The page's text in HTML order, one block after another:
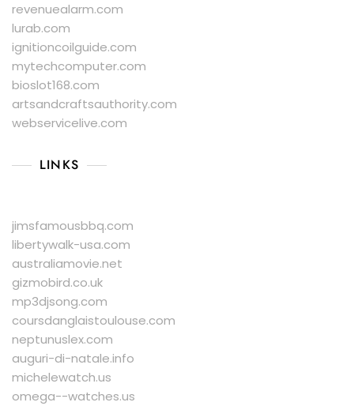
revenuealarm.com
lurab.com
ignitioncoilguide.com
mytechcomputer.com
bioslot168.com
artsandcraftsauthority.com
webservicelive.com
LINKS
jimsfamousbbq.com
libertywalk-usa.com
australiamovie.net
gizmobird.co.uk
mp3djsong.com
coursdanglaistoulouse.com
neptunuslex.com
auguri-di-natale.info
michelewatch.us
omega--watches.us